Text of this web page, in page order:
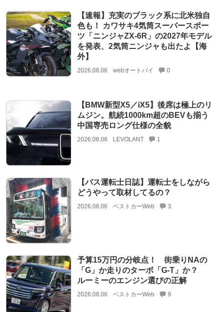
【速報】充実のブラック系に北米独自
色も！ カワサキ4気筒スーパースポー
ツ「ニンジャZX-6R」の2027年モデル
を発表、2気筒ニンジャも出たよ【海
外】
2026.08.06 webオートバイ 0
【BMW新型X5／iX5】後席は極上のリ
ムジン。航続1000km超のBEVも揃う
中国専売ロング仕様の全貌
2026.08.06 LEVOLANT 1
【バス運転士日誌】運転士をしながら
どうやって取材してるの？
2026.08.06 ベストカーWeb 3
予算15万円の分岐点！ 街乗りNAの
「G」か走りのターボ「G-T」か？
ルーミーのエンジン選びの正解
2026.08.06 ベストカーWeb 9